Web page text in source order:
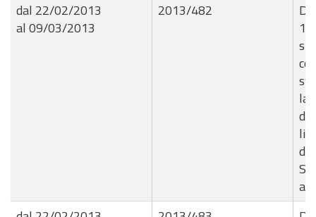
dal 22/02/2013
al 09/03/2013
2013/482